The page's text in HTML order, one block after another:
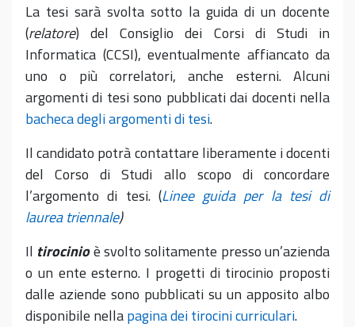
La tesi sarà svolta sotto la guida di un docente
(relatore) del Consiglio dei Corsi di Studi in
Informatica (CCSI), eventualmente affiancato da
uno o più correlatori, anche esterni. Alcuni
argomenti di tesi sono pubblicati dai docenti nella
bacheca degli argomenti di tesi.
Il candidato potrà contattare liberamente i docenti
del Corso di Studi allo scopo di concordare
l’argomento di tesi. (Linee guida per la tesi di
laurea triennale)
Il tirocinioè svolto solitamente presso un’azienda
o un ente esterno. I progetti di tirocinio proposti
dalle aziende sono pubblicati su un apposito albo
disponibile nellapagina dei tirocini curriculari.